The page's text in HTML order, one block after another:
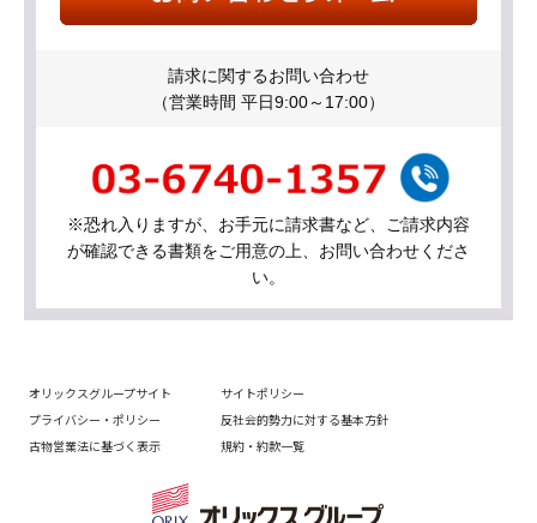
請求に関するお問い合わせ
（営業時間 平日9:00～17:00）
※恐れ入りますが、お手元に請求書など、ご請求内容
が確認できる書類をご用意の上、お問い合わせくださ
い。
オリックスグループサイト
サイトポリシー
プライバシー・ポリシー
反社会的勢力に対する基本方針
古物営業法に基づく表示
規約・約款一覧